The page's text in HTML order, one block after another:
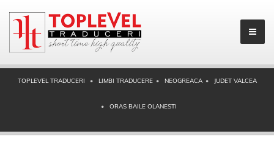
TOPLEVEL TRADUCERI LIMBI TRADUCERE NEOGREACA JUDET VALCEA
ORAS BAILE OLANESTI